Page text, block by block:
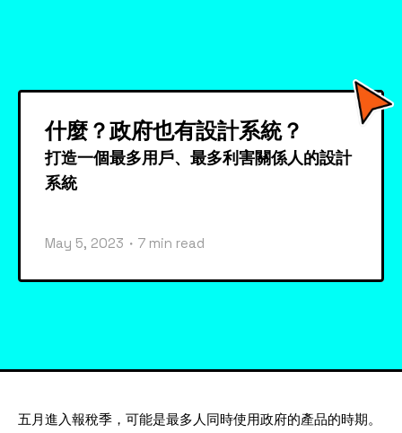
什麼？政府也有設計系統？
打造一個最多用戶、最多利害關係人的設計
系統
May 5, 2023 ・ 7 min read
五月進入報稅季，可能是最多人同時使用政府的產品的時期。